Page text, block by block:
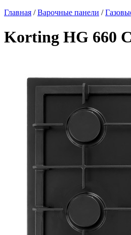
Главная /Варочные панели /
Korting HG 660